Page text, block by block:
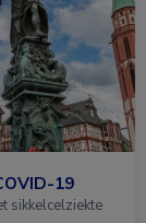
19
sikkelcelziekte